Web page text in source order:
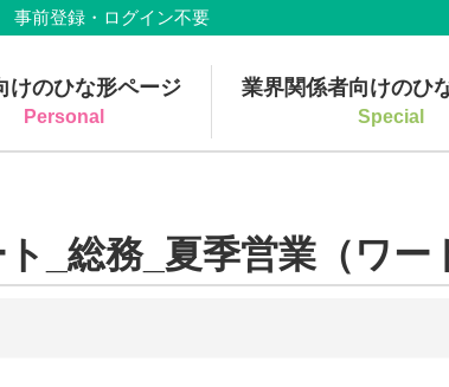
事前登録・ログイン不要
けのひな形ページ
Personal
業界関係者向けのひ
Special
_総務_夏季営業（ワー